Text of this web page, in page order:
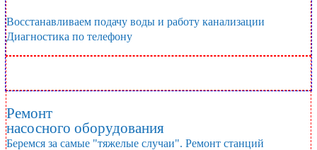
Восстанавливаем подачу воды и работу канализации
Диагностика по телефону
Ремонт
насосного оборудования
Беремся за самые "тяжелые случаи". Ремонт станций